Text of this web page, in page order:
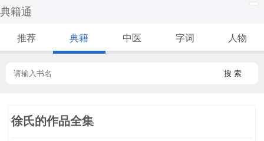
典籍通
推荐 典籍 中医 字词 人物
搜 索
徐氏的作品全集